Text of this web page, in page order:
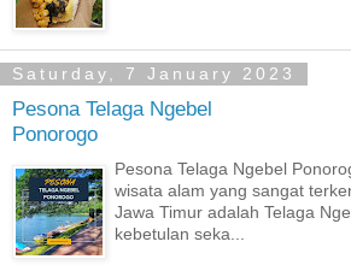
Saturday, 7 January 2023
Pesona Telaga Ngebel
Ponorogo
Pesona Telaga Ngebel
wisata alam yang sangat
Jawa Timur adalah Telaga
kebetulan seka...